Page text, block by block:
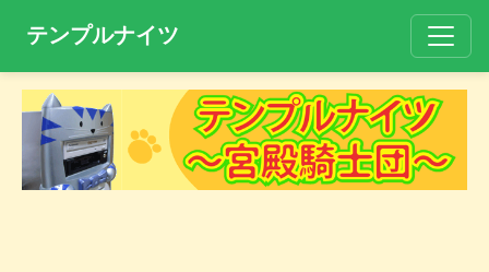
テンプルナイツ